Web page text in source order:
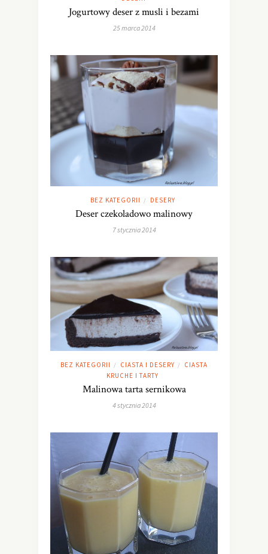
Jogurtowy deser z musli i bezami
25 marca 2014
BEZ KATEGORII / DESERY
Deser czekoladowo malinowy
7 stycznia 2014
BEZ KATEGORII / CIASTA I DESERY /
CIASTA
KRUCHE I TARTY
Malinowa tarta sernikowa
4 stycznia 2014